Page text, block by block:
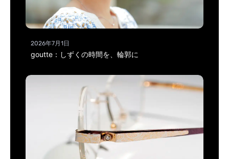
2026年7月1日
goutte：しずくの時間を、輪郭に